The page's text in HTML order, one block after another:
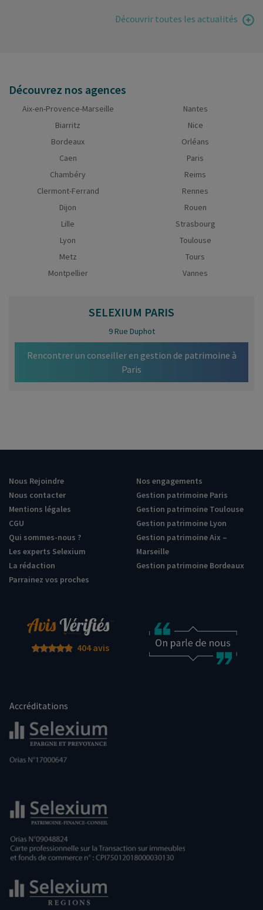
Découvrir toutes les actualités
Découvrez nos agences
Aix-en-Provence-Marseille
Biarritz
Bordeaux
Caen
Chambéry
Clermont-Ferrand
Dijon
Lille
Lyon
Metz
Montpellier
Nantes
Nice
Orléans
Paris
Reims
Rennes
Rouen
Strasbourg
Toulouse
Tours
Vannes
SELEXIUM PARIS
9 Rue Duphot
Rencontrer un conseiller en gestion de patrimoine à
Paris
Nous Rejoindre
Nous contacter
Mentions légales
CGU
Qui sommes-nous ?
Les experts Selexium
La rédaction
Parrainez vos proches
Nos engagements
Gestion patrimoine Paris
Gestion patrimoine Toulouse
Gestion patrimoine Lyon
Gestion patrimoine Aix –
Marseille
Gestion patrimoine Bordeaux
404 avis
Accréditations